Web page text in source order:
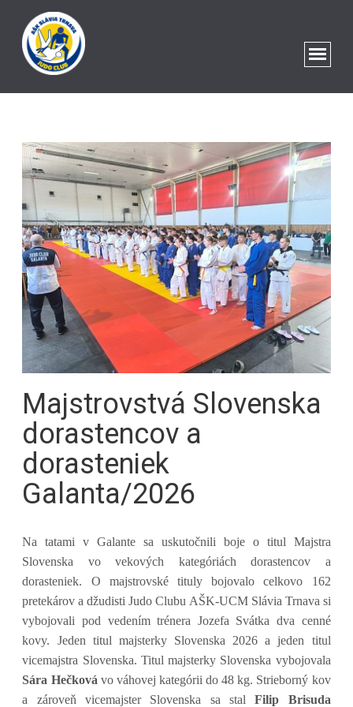
Majstrovstvá Slovenska
dorastencov a
dorasteniek
Galanta/2026
Na tatami v Galante sa uskutočnili boje o titul
Majstra
Slovenska vo vekových kategóriách dorastencov a
dorasteniek. O majstrovské tituly bojovalo celkovo 162
pretekárov a džudisti Judo Clubu AŠK-UCM Slávia Trnava si
vybojovali pod vedením trénera Jozefa Svátka dva cenné
kovy. Jeden titul majsterky Slovenska 2026 a jeden titul
vicemajstra Slovenska. Titul majsterky Slovenska vybojovala
Sára Hečková vo váhovej kategórii do 48 kg. Strieborný kov
a zároveň vicemajster Slovenska sa stalFilip Brisuda